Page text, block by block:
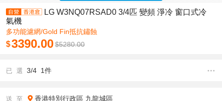
LG W3NQ07RSAD0 3/4匹 變頻 淨冷 窗口式冷
氣機
多功能濾網/Gold Fin抵抗鏽蝕
$3390.00$5280.00
已 選 3/4 1件
送 至 香港特別行政區 九龍城區